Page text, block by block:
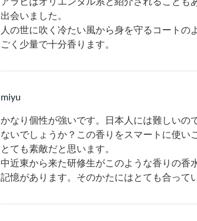
出会いました。
人の世に吹く冷たい風から身を守るコートの
ごく少量で十分香ります。
miyu
かなり個性が強いです。日本人には難しいの
ないでしょうか？この香りをスマートに使い
とても素敵だと思います。
中近東から来た研修生がこのような香りの香
記憶があります。そのかたにはとても合って